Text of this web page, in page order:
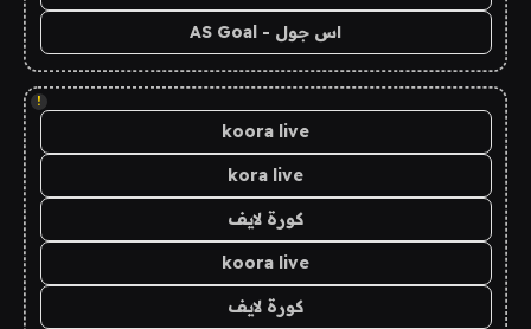
اس جول - AS Goal
!
koora live
kora live
كورة لايف
koora live
كورة لايف